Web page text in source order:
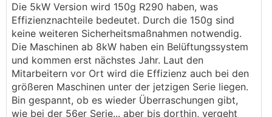
Die 5kW Version wird 150g R290 haben, was
Effizienznachteile bedeutet. Durch die 150g sind
keine weiteren Sicherheitsmaßnahmen notwendig.
Die Maschinen ab 8kW haben ein Belüftungssystem
und kommen erst nächstes Jahr. Laut den
Mitarbeitern vor Ort wird die Effizienz auch bei den
größeren Maschinen unter der jetzigen Serie liegen.
Bin gespannt, ob es wieder Überraschungen gibt,
wie bei der 56er Serie... aber bis dorthin, vergeht